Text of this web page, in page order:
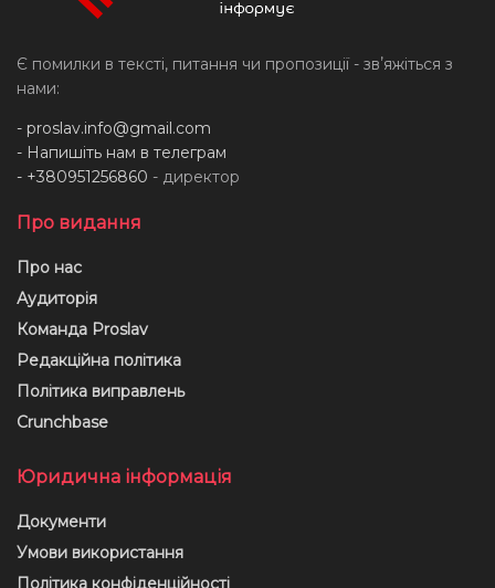
Є помилки в тексті, питання чи пропозиції - звʼяжіться з
нами:
- proslav.info@gmail.com
- Напишіть нам в телеграм
- +380951256860 - директор
Про видання
Про нас
Аудиторія
Команда Proslav
Редакційна політика
Політика виправлень
Crunchbase
Юридична інформація
Документи
Умови використання
Політика конфіденційності